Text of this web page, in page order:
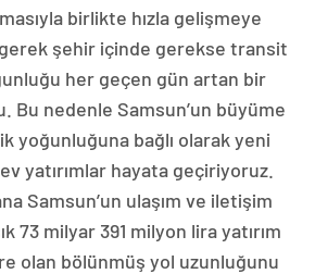
birlikte hızla gelişmeye
şehir içinde gerekse transit
her geçen gün artan bir
Bu nedenle Samsun’un büyüme
yoğunluğuna bağlı olarak yeni
yatırımlar hayata geçiriyoruz.
Samsun’un ulaşım ve iletişim
73 milyar 391 milyon lira yatırım
olan bölünmüş yol uzunluğunu